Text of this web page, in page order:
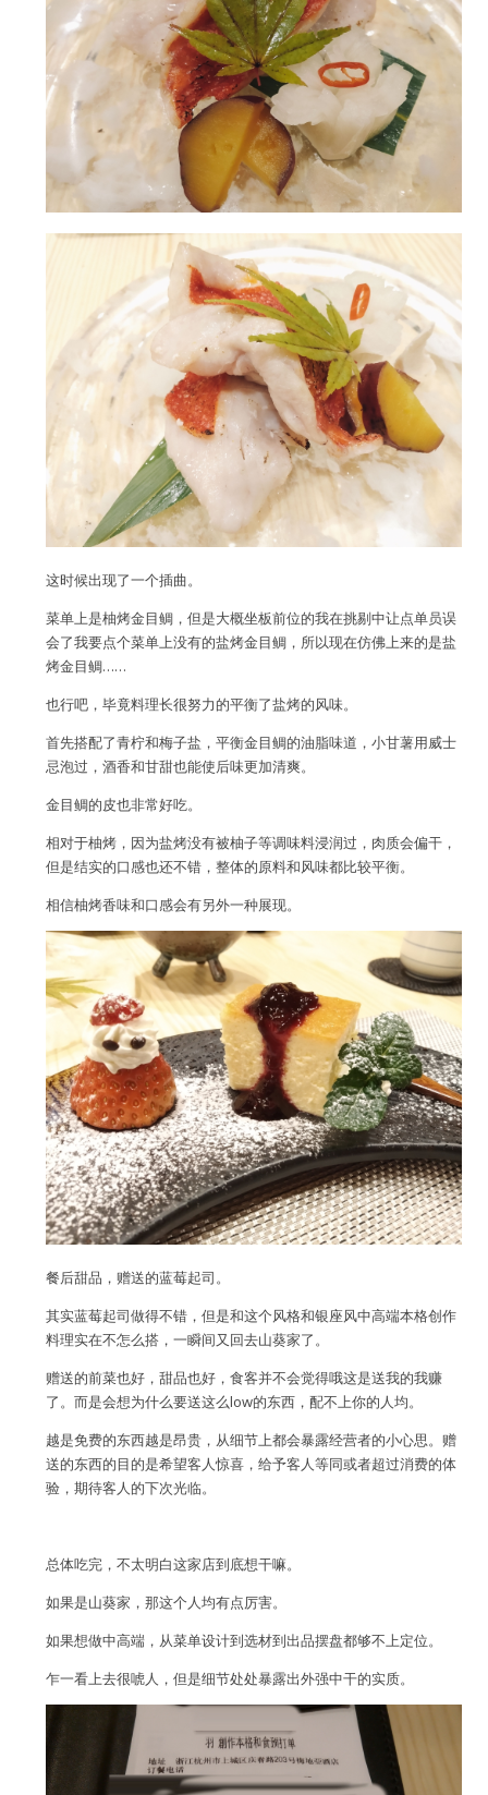
这时候出现了一个插曲。
菜单上是柚烤金目鲷，但是大概坐板前位的我在挑剔中让点单员误
会了我要点个菜单上没有的盐烤金目鲷，所以现在仿佛上来的是盐
烤金目鲷……
也行吧，毕竟料理长很努力的平衡了盐烤的风味。
首先搭配了青柠和梅子盐，平衡金目鲷的油脂味道，小甘薯用威士
忌泡过，酒香和甘甜也能使后味更加清爽。
金目鲷的皮也非常好吃。
相对于柚烤，因为盐烤没有被柚子等调味料浸润过，肉质会偏干，
但是结实的口感也还不错，整体的原料和风味都比较平衡。
相信柚烤香味和口感会有另外一种展现。
餐后甜品，赠送的蓝莓起司。
其实蓝莓起司做得不错，但是和这个风格和银座风中高端本格创作
料理实在不怎么搭，一瞬间又回去山葵家了。
赠送的前菜也好，甜品也好，食客并不会觉得哦这是送我的我赚
了。而是会想为什么要送这么low的东西，配不上你的人均。
越是免费的东西越是昂贵，从细节上都会暴露经营者的小心思。赠
送的东西的目的是希望客人惊喜，给予客人等同或者超过消费的体
验，期待客人的下次光临。
总体吃完，不太明白这家店到底想干嘛。
如果是山葵家，那这个人均有点厉害。
如果想做中高端，从菜单设计到选材到出品摆盘都够不上定位。
乍一看上去很唬人，但是细节处处暴露出外强中干的实质。